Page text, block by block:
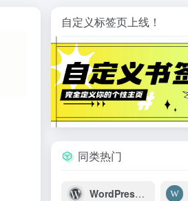
自定义标签页上线！
同类热门
WordPress官网